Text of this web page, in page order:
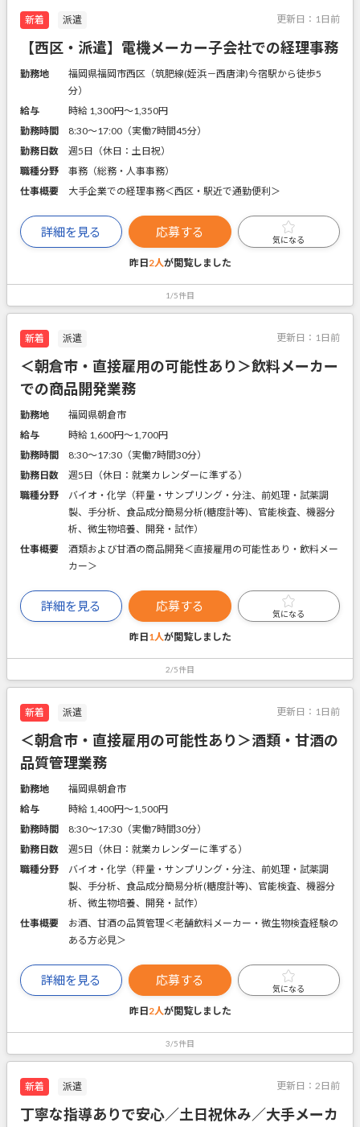
新着 派遣 更新日： 1日前
【西区・派遣】電機メーカー子会社での経理事務
勤務地
福岡県福岡市西区（筑肥線(姪浜－西唐津)今宿駅から徒歩5
分）
給与
時給 1,300円〜1,350円
勤務時間
8:30～17:00（実働7時間45分）
勤務日数
週5日（休日：土日祝）
職種分野
事務（総務・人事事務）
仕事概要
大手企業での経理事務＜西区・駅近で通勤便利＞
詳細を見る 応募する
気になる
昨日2人が閲覧しました
1/5件目
新着 派遣 更新日： 1日前
＜朝倉市・直接雇用の可能性あり＞飲料メーカー
での商品開発業務
勤務地
福岡県朝倉市
給与
時給 1,600円〜1,700円
勤務時間
8:30～17:30（実働7時間30分）
勤務日数
週5日（休日：就業カレンダーに準ずる）
職種分野
バイオ・化学（秤量・サンプリング・分注、前処理・試薬調
製、手分析、食品成分簡易分析(糖度計等)、官能検査、機器分
析、微生物培養、開発・試作）
仕事概要
酒類および甘酒の商品開発＜直接雇用の可能性あり・飲料メー
カー＞
詳細を見る 応募する
気になる
昨日1人が閲覧しました
2/5件目
新着 派遣 更新日： 1日前
＜朝倉市・直接雇用の可能性あり＞酒類・甘酒の
品質管理業務
勤務地
福岡県朝倉市
給与
時給 1,400円〜1,500円
勤務時間
8:30～17:30（実働7時間30分）
勤務日数
週5日（休日：就業カレンダーに準ずる）
職種分野
バイオ・化学（秤量・サンプリング・分注、前処理・試薬調
製、手分析、食品成分簡易分析(糖度計等)、官能検査、機器分
析、微生物培養、開発・試作）
仕事概要
お酒、甘酒の品質管理＜老舗飲料メーカー・微生物検査経験の
ある方必見＞
詳細を見る 応募する
気になる
昨日2人が閲覧しました
3/5件目
新着 派遣 更新日： 2日前
丁寧な指導ありで安心／土日祝休み／大手メーカ